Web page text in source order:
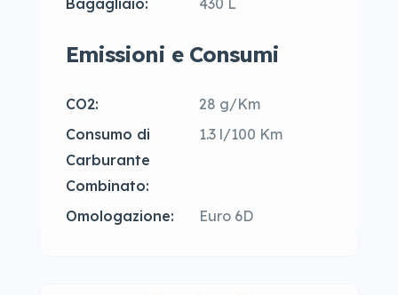
Bagagliaio:
430 L
Emissioni e Consumi
CO2:
28 g/Km
Consumo di
Carburante
Combinato:
1.3 l/100 Km
Omologazione: Euro 6D